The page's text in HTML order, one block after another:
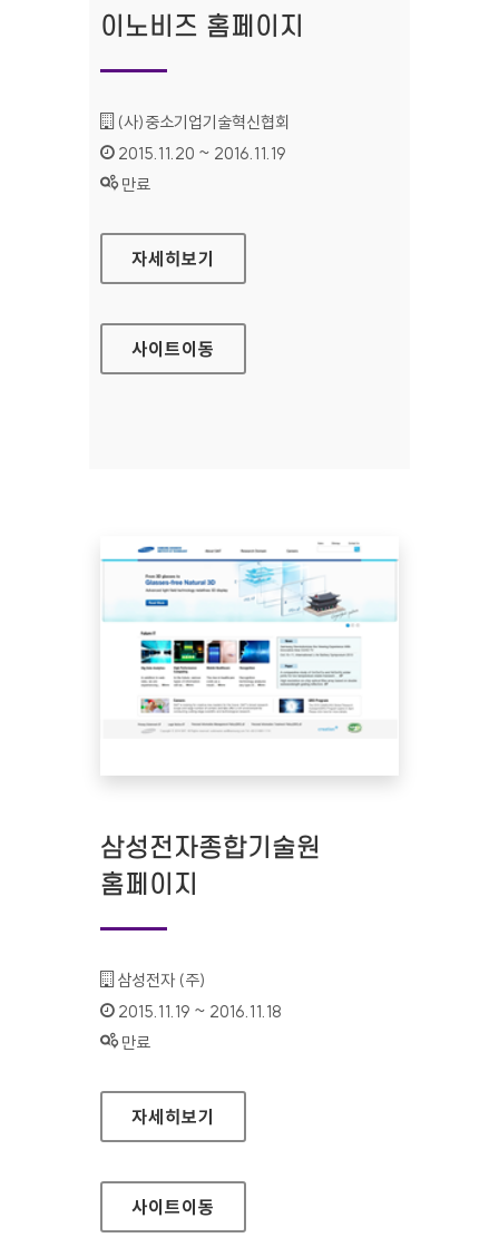
이노비즈 홈페이지
기관명 :
(사)중소기업기술혁신협회
인증기간 :
2015.11.20 ~ 2016.11.19
상태 :
만료
이노비즈 홈페이지
자세히보기
사이트이동
삼성전자종합기술원
홈페이지
기관명 :
삼성전자 (주)
인증기간 :
2015.11.19 ~ 2016.11.18
상태 :
만료
삼성전자종합기술원 홈페이지
자세히보기
사이트이동